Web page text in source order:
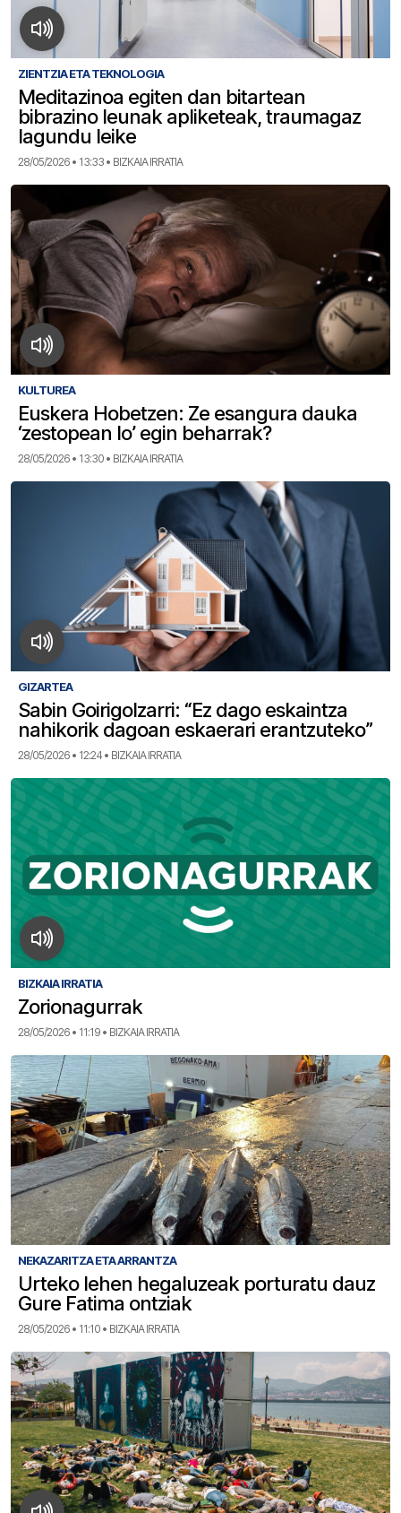
ZIENTZIA ETA TEKNOLOGIA
Meditazinoa egiten dan bitartean
bibrazino leunak apliketeak, traumagaz
lagundu leike
28/05/2026 • 13:33 • BIZKAIA IRRATIA
KULTUREA
Euskera Hobetzen: Ze esangura dauka
‘zestopean lo’ egin beharrak?
28/05/2026 • 13:30 • BIZKAIA IRRATIA
GIZARTEA
Sabin Goirigolzarri: “Ez dago eskaintza
nahikorik dagoan eskaerari erantzuteko”
28/05/2026 • 12:24 • BIZKAIA IRRATIA
BIZKAIA IRRATIA
Zorionagurrak
28/05/2026 • 11:19 • BIZKAIA IRRATIA
NEKAZARITZA ETA ARRANTZA
Urteko lehen hegaluzeak porturatu dauz
Gure Fatima ontziak
28/05/2026 • 11:10 • BIZKAIA IRRATIA